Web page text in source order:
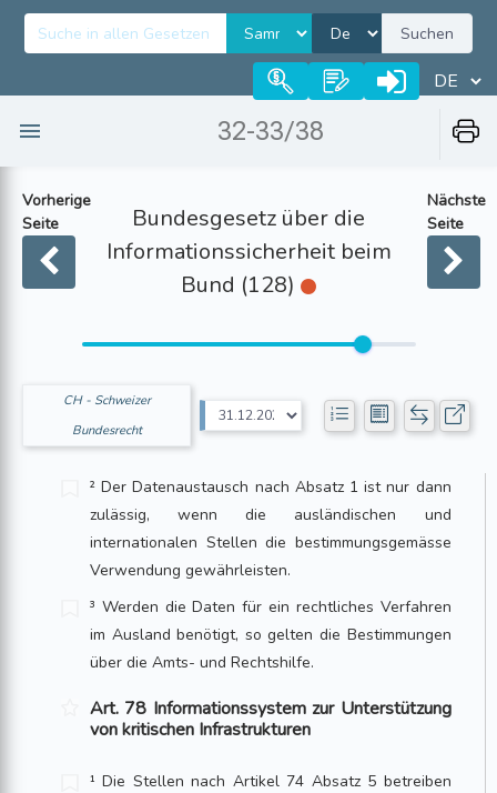
Suchen
32-33/38
Vorherige
Seite
Bundesgesetz über die
Informationssicherheit beim
Bund (128)
Nächste
Seite
CH - Schweizer
Bundesrecht
² Der Datenaustausch nach Absatz 1 ist nur dann
zulässig, wenn die ausländischen und
internationalen Stellen die bestimmungsgemässe
Verwendung gewährleisten.
³ Werden die Daten für ein rechtliches Verfahren
im Ausland benötigt, so gelten die Bestimmungen
über die Amts- und Rechtshilfe.
Art. 78 Informationssystem zur Unterstützung
von kritischen Infrastrukturen
¹ Die Stellen nach Artikel 74 Absatz 5 betreiben